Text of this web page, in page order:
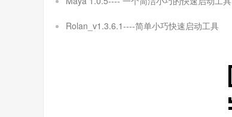
Rolan_v1.3.6.1----简单小巧快速启动工具